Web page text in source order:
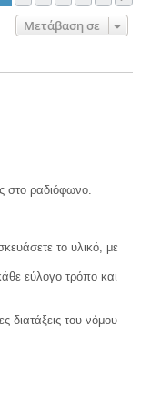
Μετάβαση σε
στο ραδιόφωνο.
το υλικό, με
εύλογο τρόπο και
διατάξεις του νόμου